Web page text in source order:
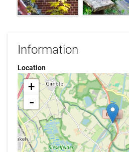
Information
Location
+
-